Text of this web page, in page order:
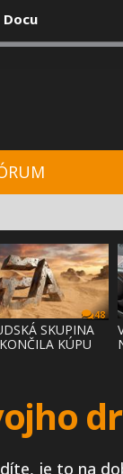
Docu
48
SKUPINA
KÚPU
je to na